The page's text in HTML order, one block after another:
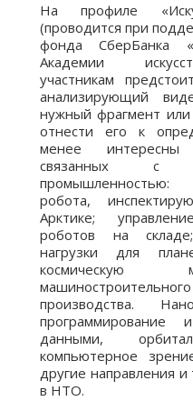
На профиле
(проводится при
фонда СберБанка
Академии
участникам
анализирующий
нужный фрагмент или
отнести его к
менее интересны
связанных с
промышленностью:
робота,
Арктике;
роботов на
нагрузки для
космическую
производства.
данными,
компьютерное
другие направления
в НТО.